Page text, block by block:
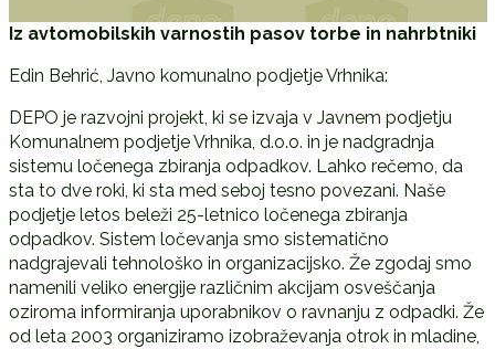
Iz avtomobilskih varnostih pasov torbe in nahrbtniki
Edin Behrić, Javno komunalno podjetje Vrhnika:
DEPO je razvojni projekt, ki se izvaja v Javnem podjetju
Komunalnem podjetje Vrhnika, d.o.o. in je nadgradnja
sistemu ločenega zbiranja odpadkov. Lahko rečemo, da
sta to dve roki, ki sta med seboj tesno povezani. Naše
podjetje letos beleži 25-letnico ločenega zbiranja
odpadkov. Sistem ločevanja smo sistematično
nadgrajevali tehnološko in organizacijsko. Že zgodaj smo
namenili veliko energije različnim akcijam osveščanja
oziroma informiranja uporabnikov o ravnanju z odpadki. Že
od leta 2003 organiziramo izobraževanja otrok in mladine,